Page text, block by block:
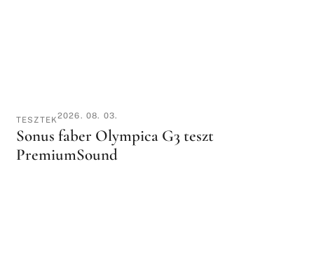
TESZTEK2026. 08. 03.
Sonus faber Olympica G3 teszt
PremiumSound